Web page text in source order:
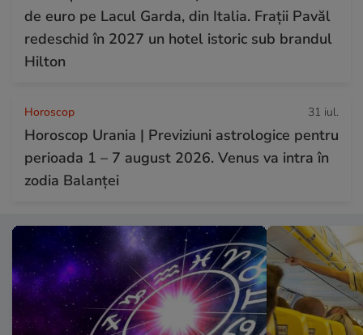
de euro pe Lacul Garda, din Italia. Frații Pavăl
redeschid în 2027 un hotel istoric sub brandul
Hilton
Horoscop 31 iul.
Horoscop Urania | Previziuni astrologice pentru
perioada 1 – 7 august 2026. Venus va intra în
zodia Balanței